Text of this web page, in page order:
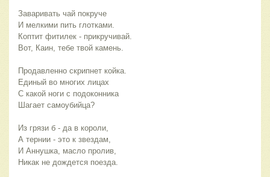
Заваривать чай покруче
И мелкими пить глотками.
Коптит фитилек - прикручивай.
Вот, Каин, тебе твой камень.
Продавленно скрипнет койка.
Единый во многих лицах
С какой ноги с подоконника
Шагает самоубийца?
Из грязи б - да в короли,
А тернии - это к звездам,
И Аннушка, масло пролив,
Никак не дождется поезда.